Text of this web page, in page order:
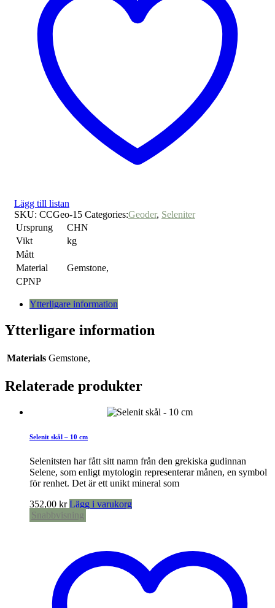
Lägg till listan
SKU: CCGeo-15 Categories:Geoder, Seleniter
Ursprung
CHN
Vikt
kg
Mått
Material
Gemstone,
CPNP
Ytterligare information
Ytterligare information
Materials Gemstone,
Relaterade produkter
Selenit skål – 10 cm
Selenitsten har fått sitt namn från den grekiska gudinnan
Selene, som enligt mytologin representerar månen, en symbol
för renhet. Det är ett unikt mineral som
352,00 kr Lägg i varukorg
Snabbvisning